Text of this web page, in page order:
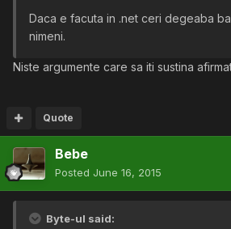
Daca e facuta in .net ceri degeaba
nimeni.
Niste argumente care sa iti sustina
Quote
Bebe
Posted June 16, 2015
Byte-ul said: